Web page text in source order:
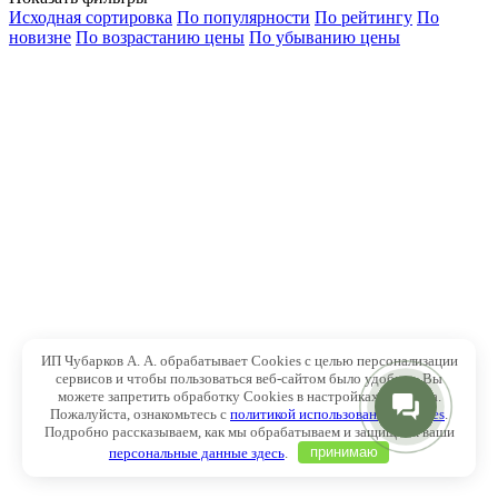
Исходная сортировка По популярности По рейтингу По
новизне По возрастанию цены По убыванию цены
ИП Чубарков А. А. обрабатывает Cookies с целью персонализации
сервисов и чтобы пользоваться веб-сайтом было удобнее. Вы
можете запретить обработку Cookies в настройках браузера.
Пожалуйста, ознакомьтесь с политикой использования Cookies
Подробно рассказываем, как мы обрабатываем и защищаем ваши
персональные данные здесь. принимаю